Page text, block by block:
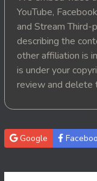
17. Nak
18. Nak
19. Nak
21. Nak
YouTube,
and Stream
describing the
other affiliation is
is under your
review and delete
Google